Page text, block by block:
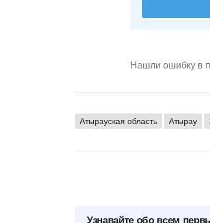
Нашли ошибку в
Атырауская область Атырау
Узнавайте обо всем